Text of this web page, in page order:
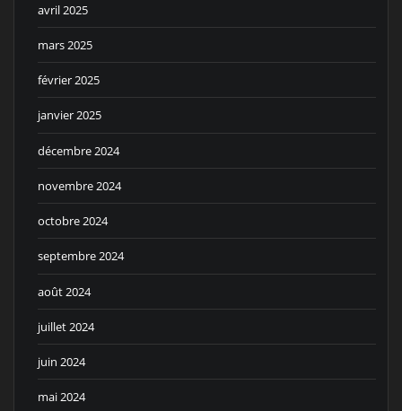
avril 2025
mars 2025
février 2025
janvier 2025
décembre 2024
novembre 2024
octobre 2024
septembre 2024
août 2024
juillet 2024
juin 2024
mai 2024